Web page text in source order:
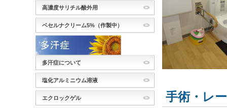
手術・レ
高濃度サリチル酸外用
ベセルナクリーム5%（作製中）
多汗症について
塩化アルミニウム溶液
エクロックゲル